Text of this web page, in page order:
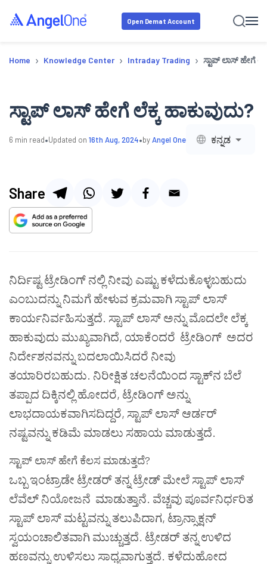
Open Demat Account
Home › Knowledge Center › Intraday Trading › ಸ್ಟಾಪ್ ಲಾಸ್ ಹೇಗೆ
ಸ್ಟಾಪ್ ಲಾಸ್ ಹೇಗೆ ಲೆಕ್ಕ ಹಾಕುವುದು?
6 min read•Updated on 16th Aug, 2024•byAngel One ಕನ್ನಡ
Share
ನಿರ್ದಿಷ್ಟ ಟ್ರೇಡಿಂಗ್ ನಲ್ಲಿ ನೀವು ಎಷ್ಟು ಕಳೆದುಕೊಳ್ಳಬಹುದು
ಎಂಬುದನ್ನು ನಿಮಗೆ ಹೇಳುವ ಕ್ರಮವಾಗಿ ಸ್ಟಾಪ್ ಲಾಸ್
ಕಾರ್ಯನಿರ್ವಹಿಸುತ್ತದೆ. ಸ್ಟಾಪ್ ಲಾಸ್ ಅನ್ನು ಮೊದಲೇ ಲೆಕ್ಕ
ಹಾಕುವುದು ಮುಖ್ಯವಾಗಿದೆ, ಯಾಕೆಂದರೆ ಟ್ರೇಡಿಂಗ್ ಅದರ
ನಿರ್ದೇಶನವನ್ನುಬದಲಾಯಿಸಿದರೆ ನೀವು
ತಯಾರಿರಬಹುದು. ನಿರೀಕ್ಷಿತಚಲನೆಯಿಂದ ಸ್ಟಾಕ್ನ ಬೆಲೆ
ತಪ್ಪಾದ ದಿಕ್ಕಿನಲ್ಲಿ ಹೋದರೆ, ಟ್ರೇಡಿಂಗ್ ಅನ್ನು
ಲಾಭದಾಯಕವಾಗಿಸದಿದ್ದರೆ, ಸ್ಟಾಪ್ ಲಾಸ್ ಆರ್ಡರ್
ನಷ್ಟವನ್ನು ಕಡಿಮೆ ಮಾಡಲು ಸಹಾಯ ಮಾಡುತ್ತದೆ.
ಸ್ಟಾಪ್ ಲಾಸ್ ಹೇಗೆ ಕೆಲಸ ಮಾಡುತ್ತದೆ?
ಒಬ್ಬ ಇಂಟ್ರಾಡೇ ಟ್ರೇಡರ್ ತನ್ನ ಟ್ರೇಡ್ ಮೇಲೆ ಸ್ಟಾಪ್ ಲಾಸ್
ಲೆವೆಲ್ ನಿಯೋಜನೆ ಮಾಡುತ್ತಾನೆ. ವೆಚ್ಚವು ಪೂರ್ವನಿರ್ಧರಿತ
ಸ್ಟಾಪ್ ಲಾಸ್ ಮಟ್ಟವನ್ನು ತಲುಪಿದಾಗ, ಟ್ರಾನ್ಸಾಕ್ಷನ್
ಸ್ವಯಂಚಾಲಿತವಾಗಿ ಮುಚ್ಚುತ್ತದೆ. ಟ್ರೇಡರ್ ತನ್ನ ಉಳಿದ
ಹಣವನ್ನು ಉಳಿಸಲು ಸಾಧ್ಯವಾಗುತ್ತದೆ. ಕಳೆದುಹೋದ